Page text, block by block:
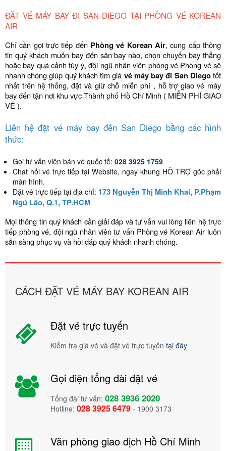
ĐẶT VÉ MÁY BAY ĐI SAN DIEGO TẠI PHÒNG VÉ KOREAN
AIR
Chỉ cần gọi trực tiếp đến Phòng vé Korean Air, cung cấp thông
tin quý khách muốn bay đến sân bay nào, chọn chuyến bay thẳng
hoặc bay quá cảnh tùy ý, đội ngũ nhân viên phòng vé Phòng vé sẽ
nhanh chóng giúp quý khách tìm giá vé máy bay đi San Diegotốt
nhất trên hệ thống, đặt và giữ chỗ miễn phí , hỗ trợ giao vé máy
bay đến tận nơi khu vực Thành phố Hồ Chí Minh ( MIỄN PHÍ GIAO
VÉ ).
Liên hệ đặt vé máy bay đến San Diego bằng các hình
thức:
Gọi tư vấn viên bán vé quốc tế: 028 3925 1759
Chat hỏi vé trực tiếp tại Website, ngay khung HỖ TRỢ góc phải
màn hình.
Đặt vé trực tiếp tại địa chỉ: 173 Nguyễn Thị Minh Khai, P.Phạm
Ngũ Lão, Q.1, TP.HCM
Mọi thông tin quý khách cần giải đáp và tư vấn vui lòng liên hệ trực
tiếp phòng vé, đội ngũ nhân viên tư vấn Phòng vé Korean Air luôn
sẵn sàng phục vụ và hồi đáp quý khách nhanh chóng.
CÁCH ĐẶT VÉ MÁY BAY KOREAN AIR
Đặt vé trực tuyến
Kiểm tra giá vé và đặt vé trực tuyến tại đây
Gọi điện tổng đài đặt vé
Tổng đài tư vấn: 028 3936 2020
Hotline: 028 3925 6479 - 1900 3173
Văn phòng giao dịch Hồ Chí Minh